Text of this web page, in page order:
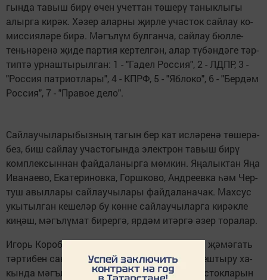
гын­да та­выш би­рү өчен учет­тан тө­ше­рү та­нык­лы­гы
алыр­га ки­рәк. Хә­зер алар­ны җир­ле учас­ток сай­лау ко­
мис­си­я­лә­ре би­рә. Мәгъ­лүм бул­ган­ча, сай­лау бюл­ле­
тень­нә­ре­нә җи­де пар­тия кер­тел­гән, алар тү­бән­дә­ге тәр­
тип­тә ур­наш­ты­рыл­ган: 1 - "Га­дел Рос­си­я", 2 - ЛДПР, 3 -
"Рос­сия пат­ри­от­ла­ры", 4 - КПРФ, 5 - "Яб­ло­ко", 6 - "Бер­дәм
Рос­си­я", 7 - "П­ра­вое де­ло".
Сай­лау­чы­лар­ыбызның та­гын бер кат ис­лә­ре­нә тө­ше­рә­
без, биш сай­лау учас­то­гын­да элект­рон та­выш би­рү
комп­лек­сын­нан фай­да­ла­ныр­га мөм­кин. Яңа­лык­тан Яңа
Ива­на­е­во, Ека­те­ри­нов­ка, Горш­ко­во, Анд­ре­ев­ка һәм Чер­
туш авыл­ла­ры сай­лау­чы­ла­ры фай­да­ла­на­чак. Мах­сус
укы­тыл­ган ке­ше­ләр бу көн­не сай­лау­чы­лар­га ки­рәк­ле
ки­ңәш, мәгъ­лү­мат би­рер­гә, яр­дәм итәр­гә әзер то­ра­лар.
Игорь Ко­ро­боч­кин бе­лән Дмит­рий Ше­шо­лин җә­мә­гать
тәр­ти­бен сак­лау­ны һәм ян­гын имин­ле­ген оеш­ты­ру ха­
кын­да мәгъ­лү­мат җит­ке­рделәр. Сай­лау учас­ток­ла­рын